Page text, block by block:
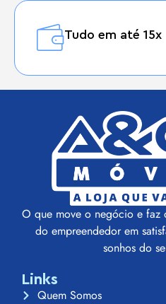
Tudo em até 15x
O que move o negócio e faz
do empreendedor em
sonhos do
Links
Quem Somos